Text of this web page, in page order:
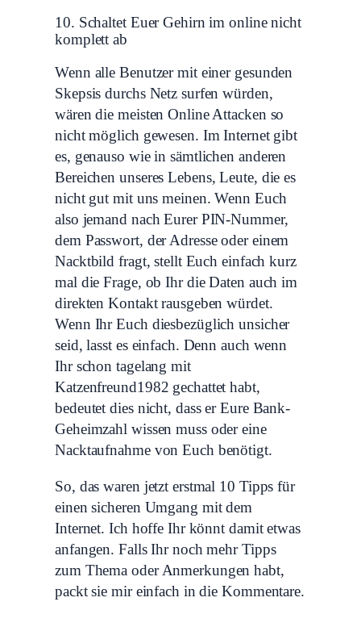
10. Schaltet Euer Gehirn im online nicht
komplett ab
Wenn alle Benutzer mit einer gesunden
Skepsis durchs Netz surfen würden,
wären die meisten Online Attacken so
nicht möglich gewesen. Im Internet gibt
es, genauso wie in sämtlichen anderen
Bereichen unseres Lebens, Leute, die es
nicht gut mit uns meinen. Wenn Euch
also jemand nach Eurer PIN-Nummer,
dem Passwort, der Adresse oder einem
Nacktbild fragt, stellt Euch einfach kurz
mal die Frage, ob Ihr die Daten auch im
direkten Kontakt rausgeben würdet.
Wenn Ihr Euch diesbezüglich unsicher
seid, lasst es einfach. Denn auch wenn
Ihr schon tagelang mit
Katzenfreund1982 gechattet habt,
bedeutet dies nicht, dass er Eure Bank-
Geheimzahl wissen muss oder eine
Nacktaufnahme von Euch benötigt.
So, das waren jetzt erstmal 10 Tipps für
einen sicheren Umgang mit dem
Internet. Ich hoffe Ihr könnt damit etwas
anfangen. Falls Ihr noch mehr Tipps
zum Thema oder Anmerkungen habt,
packt sie mir einfach in die Kommentare.